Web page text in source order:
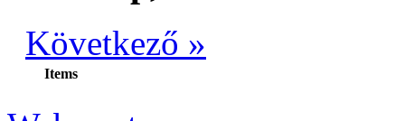
Következő »
Items